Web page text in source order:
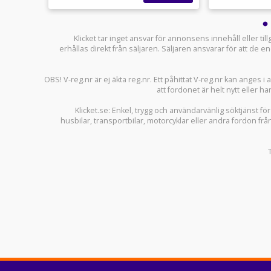
Klicket tar inget ansvar för annonsens innehåll eller
erhållas direkt från säljaren. Säljaren ansvarar för att de
OBS! V-reg.nr är ej äkta reg.nr. Ett påhittat V-reg.nr kan
att fordonet är helt nytt eller
Klicket.se: Enkel, trygg och användarvänlig söktjänst
husbilar,transportbilar, motorcyklar eller andra fordon